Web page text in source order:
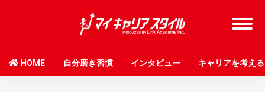
HOME 自分磨き習慣 インタビュー キャリアを考える